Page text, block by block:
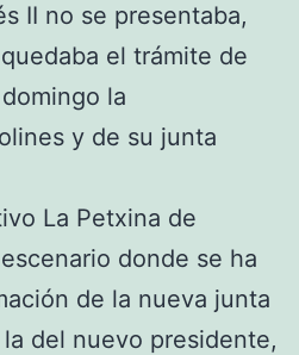
II no se presentaba,
el trámite de
la
y de su junta
La Petxina de
donde se ha
de la nueva junta
del nuevo presidente,